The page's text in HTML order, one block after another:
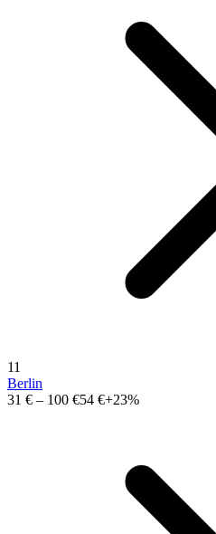
11
Berlin
31 € – 100 €54 €+23%